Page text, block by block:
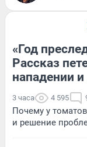
«Год
Рассказ
нападении
3 часа 4 595
Почему у
и решение